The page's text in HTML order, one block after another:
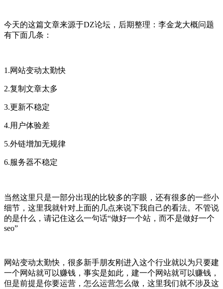
今天的这篇文章来源于DZ论坛，后期整理：李金龙大概问题
有下面几条：
1.网站变动太勤快
2.复制文章太多
3.更新不稳定
4.用户体验差
5.外链增加无规律
6.服务器不稳定
当然这里只是一部分出现的比较多的字眼，还有很多的一些小
细节，这里我就针对上面的几点来说下我自己的看法。不管说
的是什么，请记住这么一句话“做好一个站，而不是做好一个
seo”
网站变动太勤快，很多新手朋友刚进入这个行业就以为只要建
一个网站就可以赚钱，事实是如此，建一个网站就可以赚钱，
但是前提是你要运营，怎么运营怎么做，这里我们就不涉及这